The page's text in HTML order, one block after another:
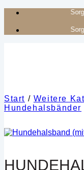
Zum
springen
Start / Weitere
Hundehalsbänder